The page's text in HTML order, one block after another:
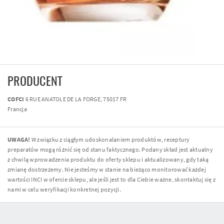
PRODUCENT
COFCI 6 RUE ANATOLE DE LA FORGE, 75017 FR
Francja
UWAGA! W związku z ciągłym udoskonalaniem produktów, receptury
preparatów mogą różnić się od stanu faktycznego. Podany skład jest aktualny
z chwilą wprowadzenia produktu do oferty sklepu i aktualizowany, gdy taką
zmianę dostrzeżemy. Nie jesteśmy w stanie na bieżąco monitorować każdej
wartości INCI w ofercie sklepu, ale jeśli jest to dla Ciebie ważne, skontaktuj się z
nami w celu weryfikacji konkretnej pozycji.